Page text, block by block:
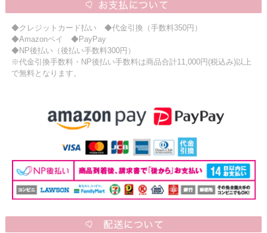
◆クレジットカード払い ◆代金引換（手数料350円）
◆Amazonペイ ◆PayPay
◆NP後払い（後払い手数料300円）
※代金引換手数料・NP後払い手数料は商品合計11,000円(税込み)以上
で無料となります。